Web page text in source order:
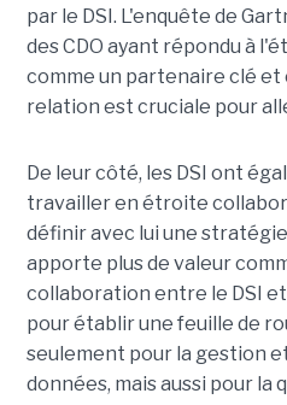
par le DSI. L'enquête de
des CDO ayant répondu à
comme un partenaire clé
relation est cruciale pour
De leur côté, les DSI ont
travailler en étroite
définir avec lui une
apporte plus de valeur
collaboration entre le DSI
pour établir une feuille de
seulement pour la gestion
données, mais aussi pour la